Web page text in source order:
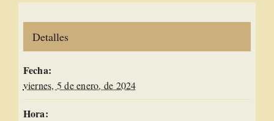
Detalles
Fecha:
viernes, 5 de enero, de 2024
Hora: